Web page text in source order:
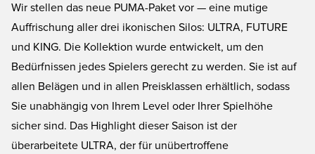
Lockdown und Blitzgeschwindigkeit. Entwickelt für Spieler, die für Tempo
Wir stellen das neue PUMA-Paket vor — eine mutige
Auffrischung aller drei ikonischen Silos: ULTRA, FUTURE
und KING. Die Kollektion wurde entwickelt, um den
Bedürfnissen jedes Spielers gerecht zu werden. Sie ist auf
allen Belägen und in allen Preisklassen erhältlich, sodass
Sie unabhängig von Ihrem Level oder Ihrer Spielhöhe
sicher sind. Das Highlight dieser Saison ist der
überarbeitete ULTRA, der für unübertroffene